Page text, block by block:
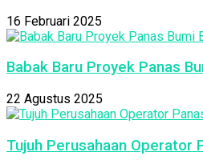
16 Februari 2025
Babak Baru Proyek Panas
22 Agustus 2025
Tujuh Perusahaan Operator